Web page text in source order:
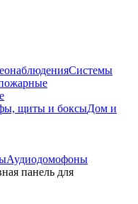
Системы
щиты и боксыДом и
Аудиодомофоны
панель для